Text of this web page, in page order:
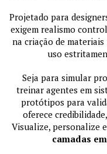
Projetado para
exigem realismo
na criação de
uso
Seja para simular
treinar agentes em
protótipos para
oferece
Visualize, personalize
camadas